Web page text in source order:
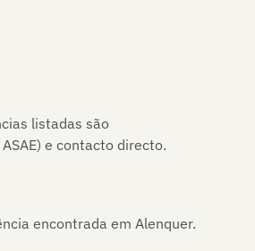
listadas são
e contacto directo.
encontrada em Alenquer.